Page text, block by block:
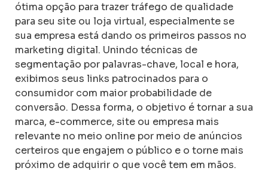
ótima opção para trazer tráfego de qualidade
para seu site ou loja virtual, especialmente se
sua empresa está dando os primeiros passos no
marketing digital. Unindo técnicas de
segmentação por palavras-chave, local e hora,
exibimos seus links patrocinados para o
consumidor com maior probabilidade de
conversão. Dessa forma, o objetivo é tornar a sua
marca, e-commerce, site ou empresa mais
relevante no meio online por meio de anúncios
certeiros que engajem o público e o torne mais
próximo de adquirir o que você tem em mãos.